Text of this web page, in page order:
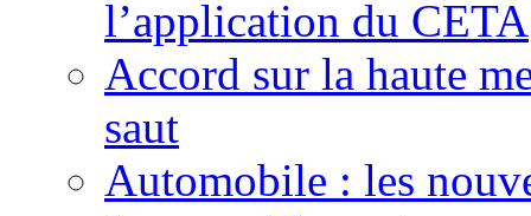
l’application du CETA
Accord sur la haute
saut
Automobile : les